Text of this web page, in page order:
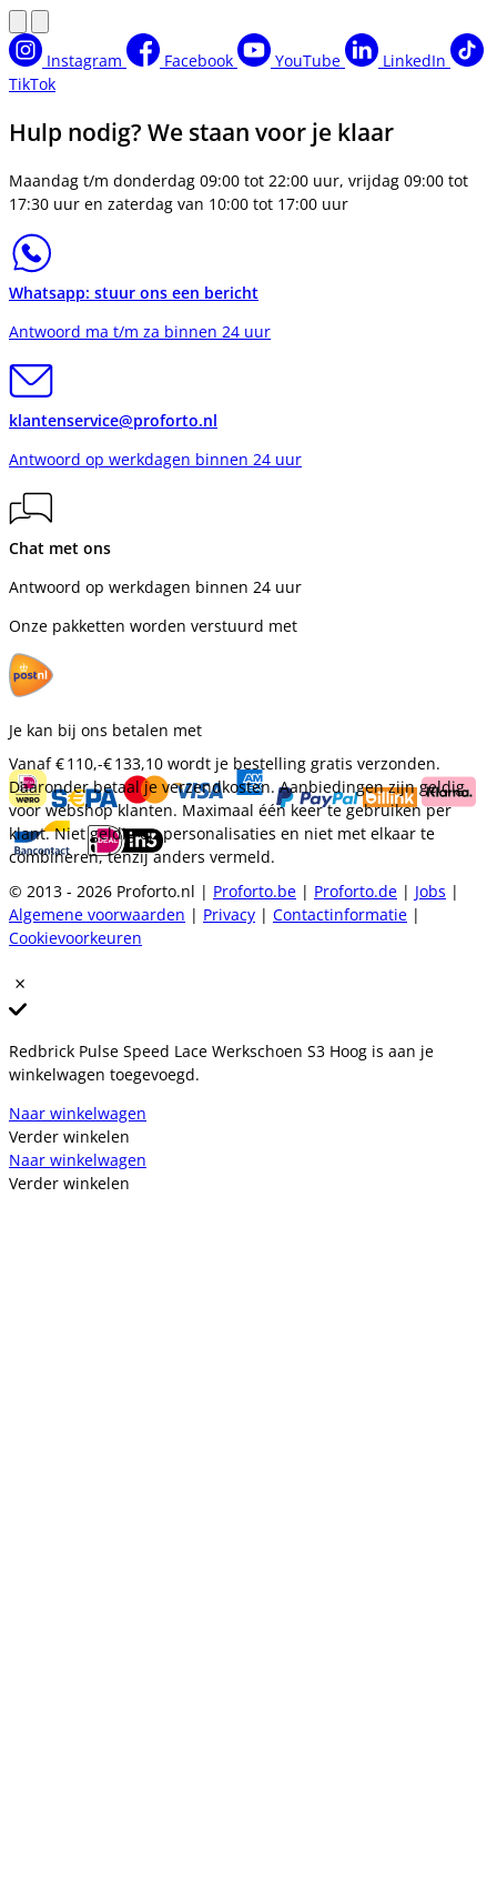
Instagram Facebook YouTube
LinkedIn
TikTok
Hulp nodig? We staan voor je klaar
Maandag t/m donderdag 09:00 tot 22:00 uur, vrijdag 09:00 tot
17:30 uur en zaterdag van 10:00 tot 17:00 uur
Whatsapp: stuur ons een bericht
Antwoord ma t/m za binnen 24 uur
klantenservice@proforto.nl
Antwoord op werkdagen binnen 24 uur
Chat met ons
Antwoord op werkdagen binnen 24 uur
Onze pakketten worden verstuurd met
Je kan bij ons betalen met
Vanaf€ 110,-€ 133,10 wordt je bestelling gratis verzonden.
Daaronder betaal je verzendkosten. Aanbiedingen zijn geldig
voor webshop klanten. Maximaal één keer te gebruiken per
klant. Niet geldig op personalisaties en niet met elkaar te
combineren, tenzij anders vermeld.
© 2013 - 2026 Proforto.nl | Proforto.be | Proforto.de | Jobs |
Algemene voorwaarden | Privacy | Contactinformatie |
Cookievoorkeuren
Redbrick Pulse Speed Lace Werkschoen S3 Hoog is aan je
winkelwagen toegevoegd.
Naar winkelwagen
Verder winkelen
Naar winkelwagen
Verder winkelen